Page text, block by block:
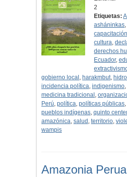
2
Etiquetas:
asháninkas
capacitación
cultura,
derechos
Ecuador,
gobierno local , harakmbut,
incidencia política, indigenismo,
medicina tradicional ,
Perú, política, políticas públicas,
pueblos indígenas, quinto
amazónica, salud , territorio,
wampis
Amazonia